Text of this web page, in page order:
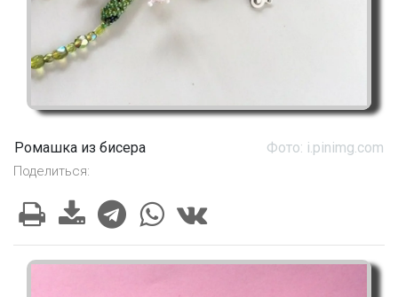
Ромашка из бисера Фото: i.pinimg.com
Поделиться: